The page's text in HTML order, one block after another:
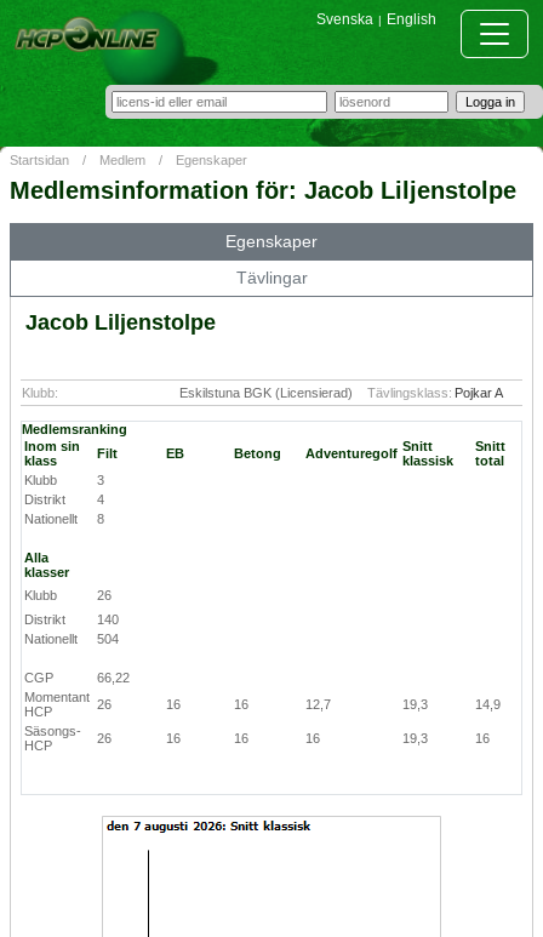
Svenska | English
Startsidan / Medlem / Egenskaper
Medlemsinformation för: Jacob Liljenstolpe
Egenskaper
Tävlingar
Jacob Liljenstolpe
Klubb: Eskilstuna BGK (Licensierad) Tävlingsklass: Pojkar A
Medlemsranking
Inom sin
klass
Filt EB Betong Adventuregolf Snitt
klassisk
Snitt
total
Klubb
3
Distrikt
4
Nationellt
8
Alla
klasser
Klubb
26
Distrikt
140
Nationellt
504
CGP
66,22
Momentant
HCP
26 16 16 12,7 19,3
14,9
Säsongs-
HCP
26 16 16 16 19,3 16